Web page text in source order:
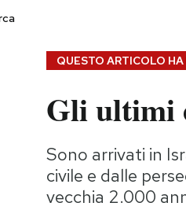
Consumismi
Storie/Idee
QUESTO ARTICOLO HA
Gli ultimi
Sono arrivati in
civile e dalle
vecchia 2.000